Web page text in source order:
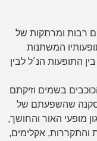
רבות ומרתקות של
המשתנות
התופעות הנ´ל לבין
בשמים וזיקתם
שהשפעתם של
מופעי האור והחושך,
והתקררות, אקלימים,